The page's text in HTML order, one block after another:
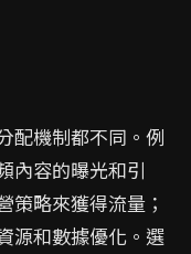
配機制都不同。例
內容的曝光和引
策略來獲得流量；
源和數據優化。選